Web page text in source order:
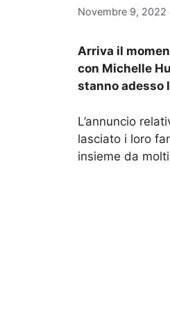
Novembre 9, 2022
Arriva il
con Michelle
stanno adesso
L’annuncio
lasciato i loro
insieme da